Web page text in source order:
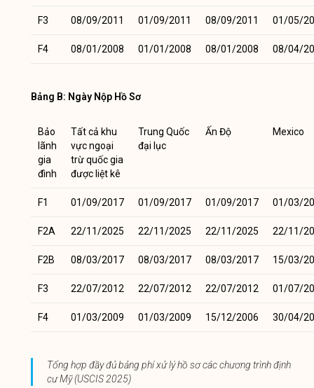
F3 08/09/2011 01/09/2011 08/09/2011 01/05/
F4 08/01/2008 01/01/2008 08/01/2008 08/04/
Bảng B: Ngày Nộp Hồ Sơ
Bảo
lãnh
gia
đình
Tất cả khu
vực ngoại
trừ quốc gia
được liệt kê
Trung Quốc
đại lục
Ấn Độ Mexico
F1 01/09/2017 01/09/2017 01/09/2017 01/03/
F2A 22/11/2025 22/11/2025 22/11/2025 22/11/
F2B 08/03/2017 08/03/2017 08/03/2017 15/03/
F3 22/07/2012 22/07/2012 22/07/2012 01/07/
F4 01/03/2009 01/03/2009 15/12/2006 30/04/
Tổng hợp đầy đủ bảng phí xử lý hồ sơ các chương trình định
cư Mỹ (USCIS 2025)